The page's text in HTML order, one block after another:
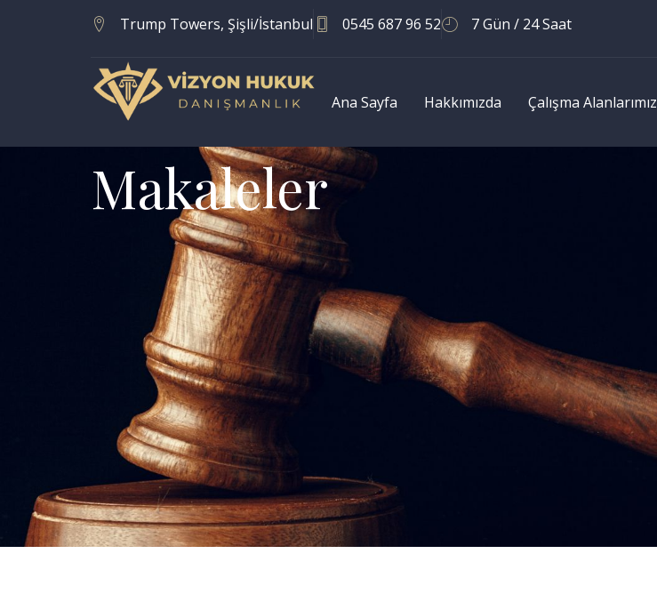
Trump Towers, Şişli/İstanbul 0545 687 96 52 7 Gün / 24 Saat
Ana Sayfa Hakkımızda Çalışma Alanlarımız
Makaleler